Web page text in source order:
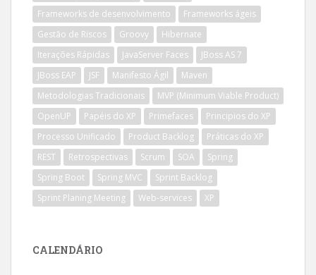
Frameworks de desenvolvimento
Frameworks ágeis
Gestão de Riscos
Groovy
Hibernate
Iterações Rápidas
JavaServer Faces
JBoss AS 7
JBoss EAP
JSF Manifesto Ágil
Maven
Metodologias Tradicionais
MVP (Minimum Viable Product)
OpenUP
Papéis do XP Primefaces
Principios do XP
Processo Unificado
Product Backlog
Práticas do XP
REST
Retrospectivas Scrum SOA
Spring
Spring Boot
Spring MVC
Sprint Backlog
Sprint Planing Meeting
Web-services XP
CALENDÁRIO